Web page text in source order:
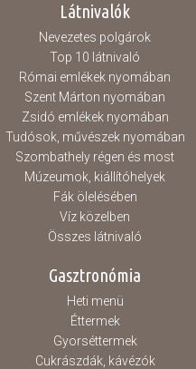
Látnivalók
Nevezetes polgárok
Top 10 látnivaló
Római emlékek nyomában
Szent Márton nyomában
Zsidó emlékek nyomában
Tudósok, művészek nyomában
Szombathely régen és most
Múzeumok, kiállítóhelyek
Fák ölelésében
Víz közelben
Összes látnivaló
Gasztronómia
Heti menü
Éttermek
Gyorséttermek
Cukrászdák, kávézók